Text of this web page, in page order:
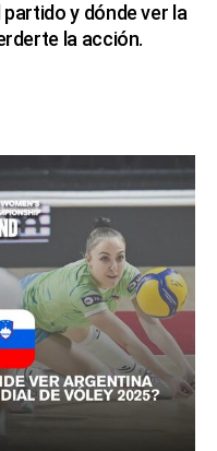
y dónde ver la
la acción.